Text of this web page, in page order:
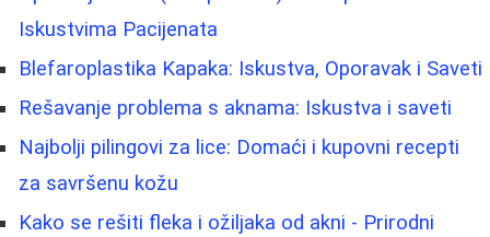
Iskustvima Pacijenata
Blefaroplastika Kapaka: Iskustva, Oporavak i Saveti
Rešavanje problema s aknama: Iskustva i saveti
Najbolji pilingovi za lice: Domaći i kupovni recepti
za savršenu kožu
Kako se rešiti fleka i ožiljaka od akni - Prirodni